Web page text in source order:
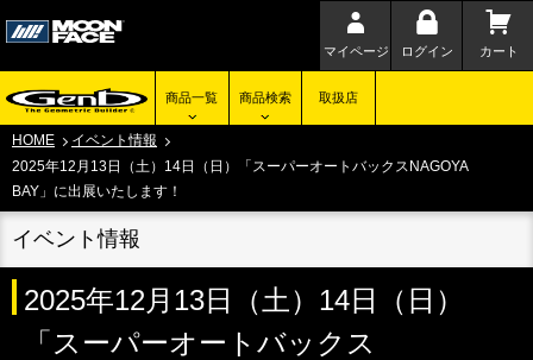
マイページ ログイン カート
商品一覧 商品検索 取扱店
HOME
イベント情報
2025年12月13日（土）14日（日）「スーパーオートバックスNAGOYA
BAY」に出展いたします！
イベント情報
2025年12月13日（土）14日（日）
「スーパーオートバックス